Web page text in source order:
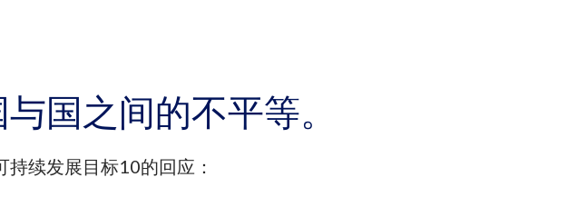
国之间的不平等。
续发展目标10的回应：